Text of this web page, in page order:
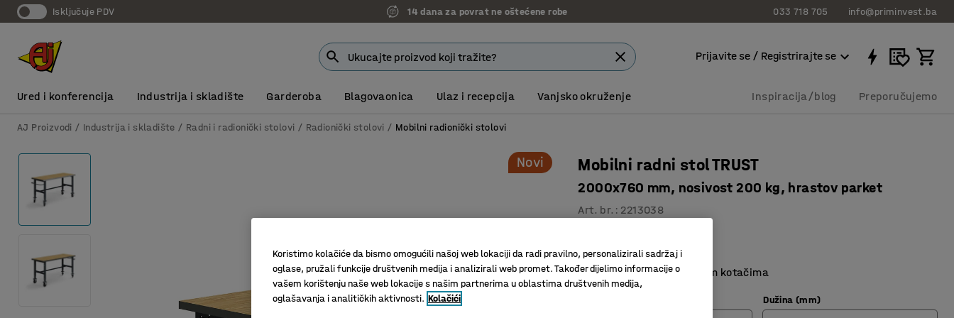
Isključuje PDV 14 dana za povrat ne oštećene robe 033 718 705 info@priminvest.ba
Prijavite se / Registrirajte se
Ured i konferencija Industrija i skladište Garderoba Blagovaonica Ulaz i recepcija Vanjsko okruženje Inspiracija/blog Preporučujemo
AJ Proizvodi Industrija i skladište Radni i radionički stolovi Radionički stolovi Mobilni radionički stolovi
Novi Mobilni radni stol TRUST
2000x760 mm, nosivost 200 kg, hrastov parket
Art. br. : 2213038
Izdržljiva ploča stola
Mobilan stol s praktičnim kotačima
Dužina (mm)
Koristimo kolačiće da bismo omogućili našoj web lokaciji da radi pravilno, personalizirali sadržaj i
oglase, pružali funkcije društvenih medija i analizirali web promet. Također dijelimo informacije o
vašem korištenju naše web lokacije s našim partnerima u oblastima društvenih medija,
oglašavanja i analitičkih aktivnosti. Kolačići